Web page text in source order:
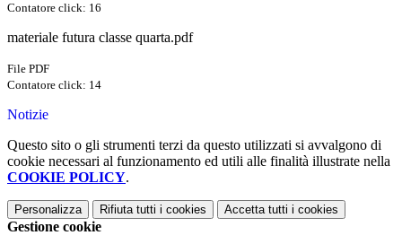
Contatore click: 16
materiale futura classe quarta.pdf
File PDF
Contatore click: 14
Notizie
Questo sito o gli strumenti terzi da questo utilizzati si avvalgono di
cookie necessari al funzionamento ed utili alle finalità illustrate nella
COOKIE POLICY.
Personalizza Rifiuta tutti i cookies Accetta tutti i cookies
Gestione cookie